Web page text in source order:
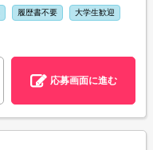
履歴書不要 大学生歓迎
応募画面に進む